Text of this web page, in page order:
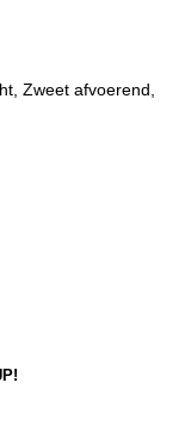
Zweet afvoerend,